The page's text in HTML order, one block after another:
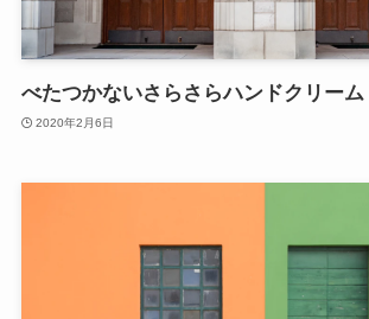
べたつかないさらさらハンドクリーム
2020年2月6日